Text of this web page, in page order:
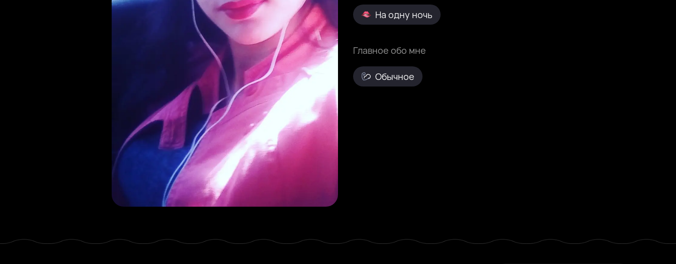
На одну ночь
Главное обо мне
Обычное